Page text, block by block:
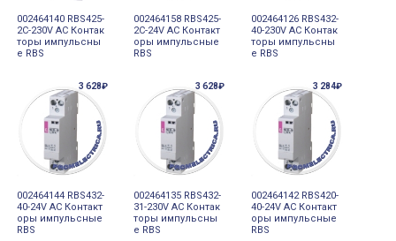
002464140 RBS425-
2C-230V AC Контак
торы импульсны
е RBS
002464158 RBS425-
2C-24V AC Контакт
оры импульсные
RBS
002464126 RBS432-
40-230V AC Контак
торы импульсны
е RBS
3 628₽
002464144 RBS432-
40-24V AC Контакт
оры импульсные
RBS
3 628₽
002464135 RBS432-
31-230V AC Контак
торы импульсны
е RBS
3 284₽
002464142 RBS420-
40-24V AC Контакт
оры импульсные
RBS